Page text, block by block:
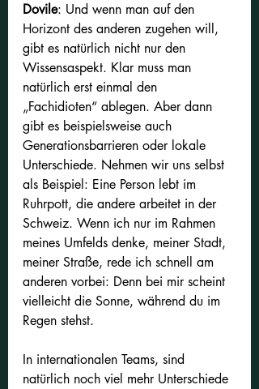
Dovile: Und wenn man auf den
Horizont des anderen zugehen will,
gibt es natürlich nicht nur den
Wissensaspekt. Klar muss man
natürlich erst einmal den
„Fachidioten“ ablegen. Aber dann
gibt es beispielsweise auch
Generationsbarrieren oder lokale
Unterschiede. Nehmen wir uns selbst
als Beispiel: Eine Person lebt im
Ruhrpott, die andere arbeitet in der
Schweiz. Wenn ich nur im Rahmen
meines Umfelds denke, meiner Stadt,
meiner Straße, rede ich schnell am
anderen vorbei: Denn bei mir scheint
vielleicht die Sonne, während du im
Regen stehst.
In internationalen Teams, sind
natürlich noch viel mehr Unterschiede